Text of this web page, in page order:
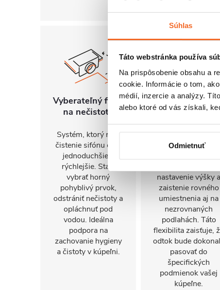
Súhlas
Táto webstránka používa
Na prispôsobenie obsahu a
cookie. Informácie o tom,
médií, inzercie a analýzy.
alebo ktoré od vás získali,
Odmietnuť
Vyberateľný filter
na nečistoty
Systém, ktorý robí
čistenie sifónu ešte
jednoduchšie a
rýchlejšie. Stačí
vybrať horný
pohyblivý prvok,
odstrániť nečistoty a
opláchnuť pod
vodou. Ideálna
podpora na
zachovanie hygieny
a čistoty v kúpeľni.
Nastaviteľné
nožičky
nastaviteľnými
nastavenie výšky a
zaistenie rovného
umiestnenia aj na
nezrovnaných
podlahách. Táto
flexibilita zaisťuje,
odtok bude
pasovať do
špecifických
podmienok vašej
kúpeľne.